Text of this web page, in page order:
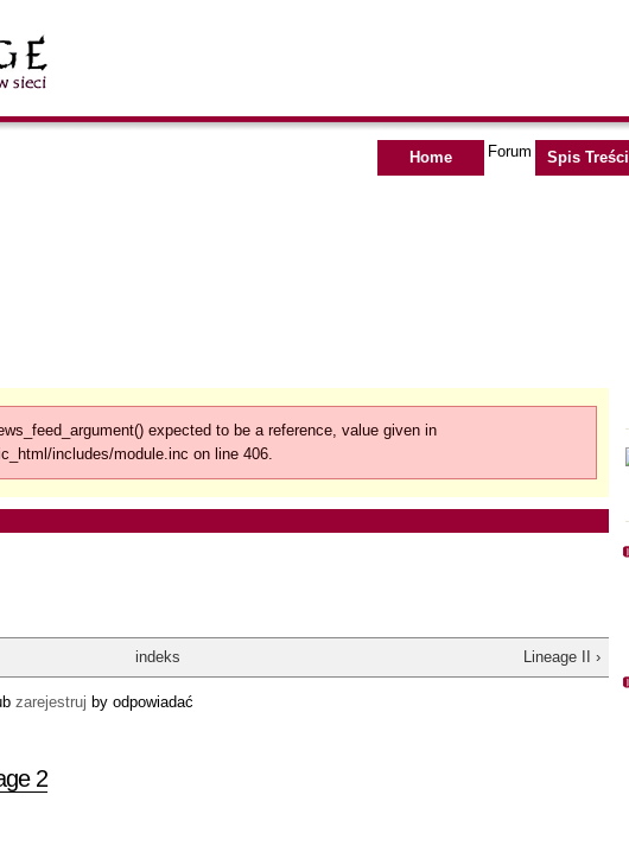
Home Forum Spis Treści
expected to be a reference, value given in
includes/module.inc on line 406.
indeks Lineage II ›
zarejestruj by odpowiadać
2